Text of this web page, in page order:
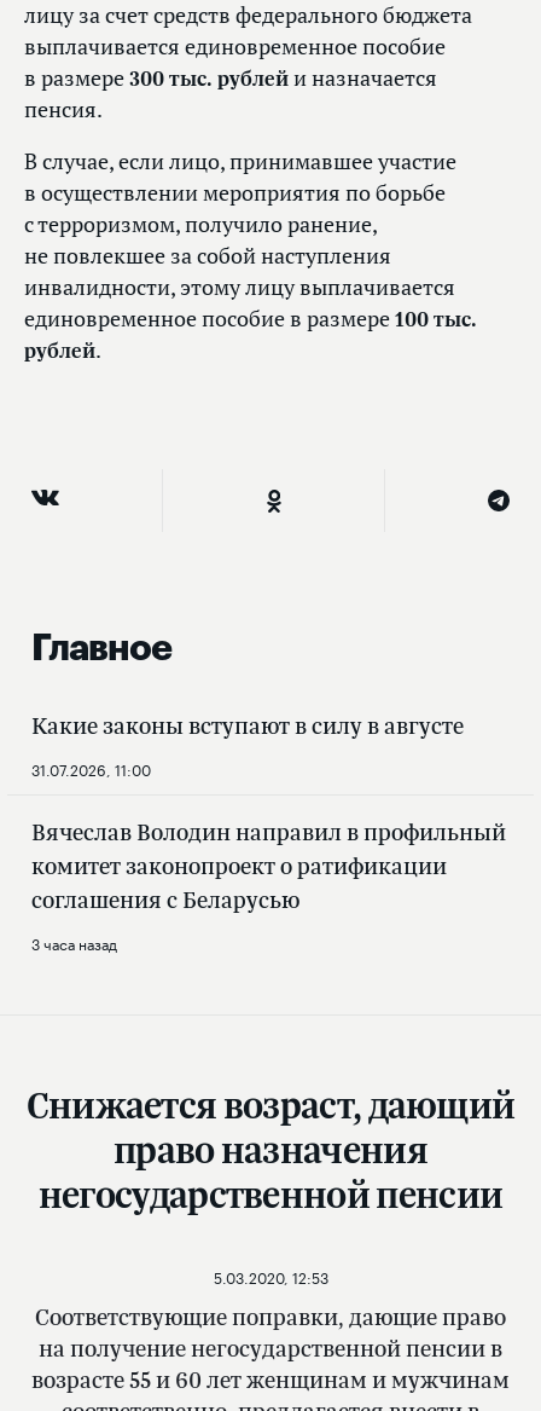
лицу за счет средств федерального бюджета
выплачивается единовременное пособие
в размере300 тыс. рублейи назначается
пенсия.
В случае, если лицо, принимавшее участие
в осуществлении мероприятия по борьбе
с терроризмом, получило ранение,
не повлекшее за собой наступления
инвалидности, этому лицу выплачивается
единовременное пособие в размере100 тыс.
рублей.
Главное
Какие законы вступают в силу в августе
31.07.2026, 11:00
Вячеслав Володин направил в профильный
комитет законопроект о ратификации
соглашения с Беларусью
3 часа назад
Снижается возраст, дающий
право назначения
негосударственной пенсии
Соответствующие поправки, дающие право
на получение негосударственной пенсии в
возрасте 55 и 60 лет женщинам и мужчинам
5.03.2020, 12:53